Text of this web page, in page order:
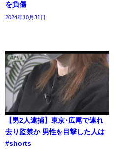
を負傷
2024年10月31日
【男2人逮捕】東京･広尾で連れ
去り監禁か 男性を目撃した人は
#shorts